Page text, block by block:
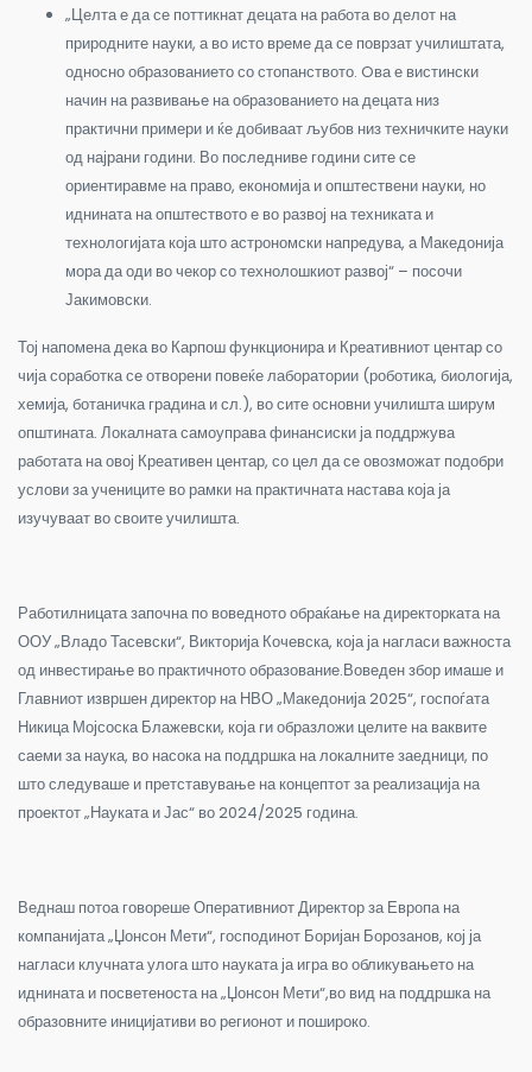
„Целта е да се поттикнат децата на работа во делот на
природните науки, а во исто време да се поврзат училиштата,
односно образованието со стопанството. Oва е вистински
начин на развивање на образованието на децата низ
практични примери и ќе добиваат љубов низ техничките науки
од најрани години. Во последниве години сите се
ориентиравме на право, економија и општествени науки, но
иднината на општеството е во развој на техниката и
технологијата која што астрономски напредува, а Македонија
мора да оди во чекор со технолошкиот развој“ – посочи
Јакимовски.
Тој напомена дека во Карпош функционира и Креативниот центар со
чија соработка се отворени повеќе лаборатории (роботика, биологија,
хемија, ботаничка градина и сл.), во сите основни училишта ширум
општината. Локалната самоуправа финансиски ја поддржува
работата на овој Креативен центар, со цел да се овозможат подобри
услови за учениците во рамки на практичната настава која ја
изучуваат во своите училишта.
Работилницата започна по воведното обраќање на директорката на
ООУ „Владо Тасевски“, Викторија Кочевска, која ја нагласи важноста
од инвестирање во практичното образование.Воведен збор имаше и
Главниот извршен директор на НВО „Македонија 2025“, госпоѓата
Никица Мојсоска Блажевски, која ги образложи целите на ваквите
саеми за наука, во насока на поддршка на локалните заедници, по
што следуваше и претставување на концептот за реализација на
проектот „Науката и Јас“ во 2024/2025 година.
Веднаш потоа говореше Оперативниот Директор за Европа на
компанијата „Џонсон Мети“, господинот Боријан Борозанов, кој ја
нагласи клучната улога што науката ја игра во обликувањето на
иднината и посветеноста на „Џонсон Мети“,во вид на поддршка на
образовните иницијативи во регионот и пошироко.